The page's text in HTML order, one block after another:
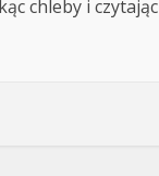
chleby i czytając